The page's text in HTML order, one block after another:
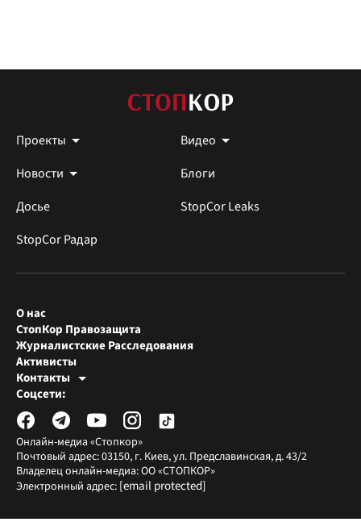
Проекты
Видео
Новости
Блоги
Досье
StopCor Leaks
StopCor Радар
Онлайн-медиа «Стопкор»
Почтовый адрес: 03150, г. Киев, ул. Предславинская, д. 43/2
Владелец онлайн-медиа: ОО «СТОПКОР»
Электронный адрес: [email protected]
О нас
СтопКор Правозащита
Журналистские Расследования
Активисты
Контакты
Редакция СтопКора
Журналисты-расследователи
Соцсети: